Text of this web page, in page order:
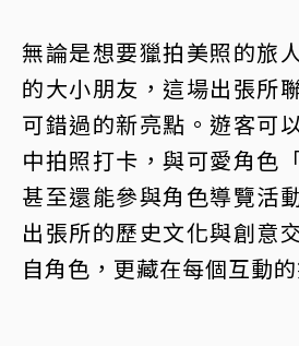
無論是想要獵拍美照的旅
的大小朋友，這場出張所
可錯過的新亮點。遊客可
中拍照打卡，與可愛角色
甚至還能參與角色導覽活
出張所的歷史文化與創意
自角色，更藏在每個互動